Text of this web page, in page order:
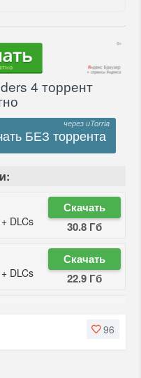
4 торрент
БЕЗ торрента
DLCs
Скачать
30.8 Гб
DLCs
Скачать
22.9 Гб
96